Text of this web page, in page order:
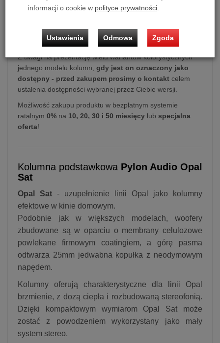
Cena dotyczy 1 szt. kolumn.
Z uwagi na prezentację wielu wariantów kolorystycznych
jednego modelu kolumn, gdy jest on oznaczony jako
dostępny - przed zakupem prosimy o kontakt celem
ustalenia dostępności wybranej przez Ciebie wersji.
Możliwość zakupu produktu w bezpłatnym systemie
ratalnym 0% na 10, 20, 30 i 50 miesięcy lub specjalna
oferta!
Kolumna podstawkowa Pylon Audio Opal
Sat
Opal Sat - uzupełnienie linii Opal jako kolumny
efektowe w kinie domowym.
Podobnie jak w większych modelach, woofery
zbudowane są w oparciu o membrany celulozowe
powlekane firmowym coatingiem, a górę pasma
odtwarza 25mm jedwabna kopułka z neodymowym
napędem.
Kolumny oferują charakterystyczne dla linii Opal
brzmienie, z dozą ciepła i rozbudowaną stereofonią.
Dzięki kompaktowym wymiarom Opal Sat może
zostać z powodzeniem wykorzystany jako mały
system stereo.
informacji o cookie w polityce prywatności
Ustawienia Odmowa Zgoda